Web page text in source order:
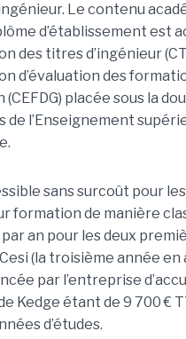
Le contenu
d’établissement est
des titres d’ingénieur
d’évaluation des
(CEFDG) placée sous la
de l’Enseignement
sans surcoût pour
formation de manière
an pour les deux
(la troisième année
par l’entreprise
Kedge étant de 9 700 €
d’études.